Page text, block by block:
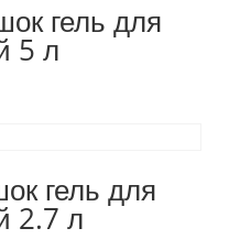
гель для
5 л
гель для
2.7 л